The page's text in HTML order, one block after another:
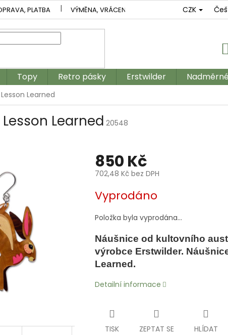
PLATBA VÝMĚNA, VRÁCENÍ REKLAMAČNÍ ŘÁD
CZK
Topy Retro pásky Erstwilder Nadměrné
Learned
Learned 20548
850 Kč
702,48 Kč bez DPH
cena:
Vyprodáno
Položka byla vyprodána…
Náušnice od kultovního
výrobce Erstwilder.
Learned.
Detailní informace
TISK ZEPTAT SE HLÍDAT